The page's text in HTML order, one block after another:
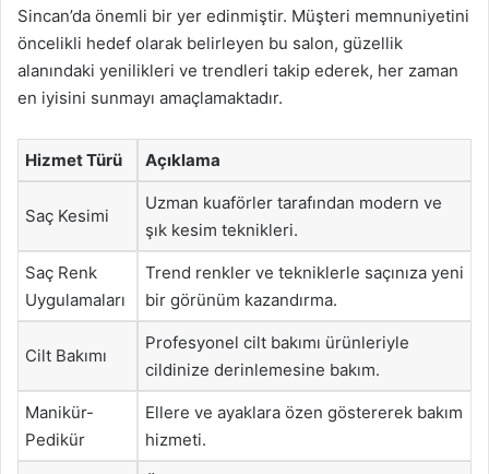
Sincan’da önemli bir yer edinmiştir. Müşteri memnuniyetini
öncelikli hedef olarak belirleyen bu salon, güzellik
alanındaki yenilikleri ve trendleri takip ederek, her zaman
en iyisini sunmayı amaçlamaktadır.
Hizmet Türü Açıklama
Saç Kesimi
Uzman kuaförler tarafından modern ve
şık kesim teknikleri.
Saç Renk
Uygulamaları
Trend renkler ve tekniklerle saçınıza yeni
bir görünüm kazandırma.
Cilt Bakımı
Profesyonel cilt bakımı ürünleriyle
cildinize derinlemesine bakım.
Manikür-
Pedikür
Ellere ve ayaklara özen göstererek bakım
hizmeti.